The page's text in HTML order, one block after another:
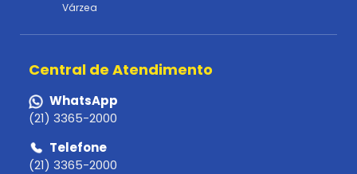
Várzea
Central de Atendimento
WhatsApp
(21) 3365-2000
Telefone
(21) 3365-2000